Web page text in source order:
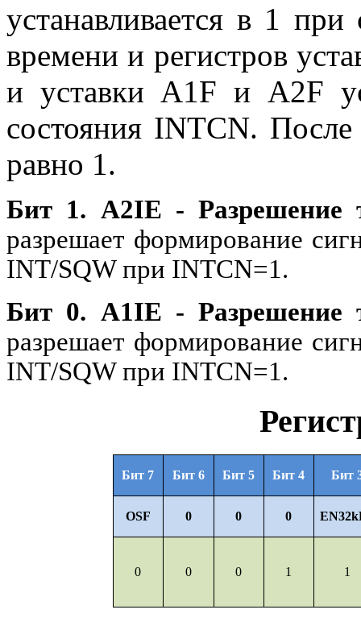
устанавливается в 1
времени и регистров
и уставки A1F и A2F
состояния INTCN.
равно 1.
Бит 1. A2IE - Разрешение
разрешает формирование
INT/SQW при INTCN=1.
Бит 0. A1IE - Разрешение
разрешает формирование
INT/SQW при INTCN=1.
Бит 7 Бит 6 Бит 5 Бит 4 Бит
OSF 0 0 0
0 0 0 1 1